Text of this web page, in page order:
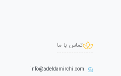
تماس با ما
info@adeldamirchi.com